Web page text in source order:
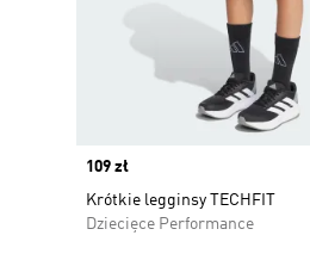
Price
109 zł
Krótkie legginsy TECHFIT
Dziecięce Performance